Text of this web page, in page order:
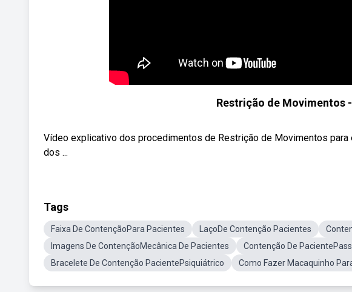
Restrição de Movimentos
Vídeo explicativo dos procedimentos de Restrição de Movimentos
dos ...
Tags
Faixa De ContençãoPara Pacientes LaçoDe Contenção Pacientes
Imagens De ContençãoMecânica De Pacientes
Contenção De
Bracelete De Contenção PacientePsiquiátrico
Como Fazer Macaquinho